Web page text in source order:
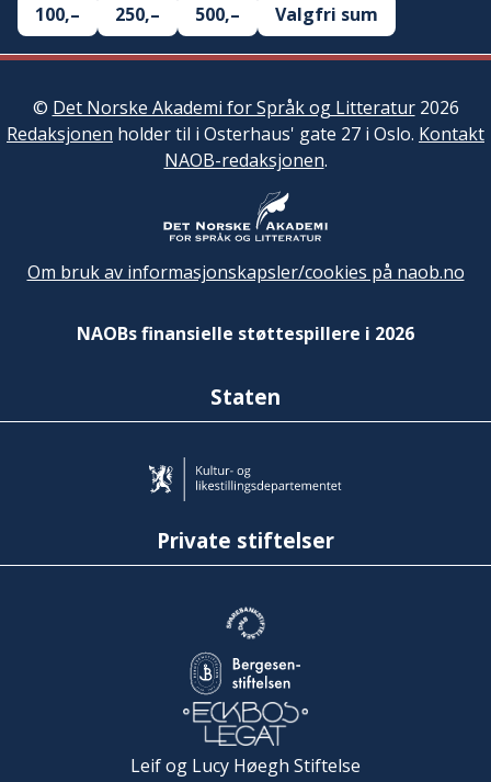
100,–
250,– 500,– Valgfri sum
© Det Norske Akademi for Språk og Litteratur2026
Redaksjonen holder til i Osterhaus' gate 27 i Oslo. Kontakt
NAOB-redaksjonen.
Om bruk av informasjonskapsler/cookies på naob.no
NAOBs finansielle støttespillere i 2026
Staten
Private stiftelser
Leif og Lucy Høegh Stiftelse